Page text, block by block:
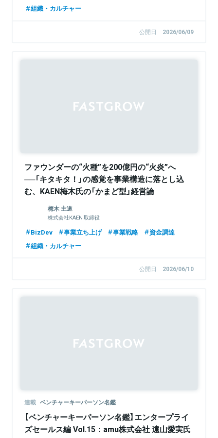
組織・カルチャー
公開日 2026/06/09
ファウンダーの“火種”を200億円の“火炎”へ
──「キタキタ！」の感覚を事業構造に落とし込
む、KAEN梅木氏の「かまど型」経営論
【FastGrowジョニーが聞く】
梅木 主道
株式会社KAEN 取締役
BizDev 事業立ち上げ 事業戦略
資金調達
組織・カルチャー
公開日 2026/06/10
連載 ベンチャーキーパーソン名鑑
【ベンチャーキーパーソン名鑑】エンタープライ
ズセールス編 Vol.15：amu株式会社 遠山愛実氏